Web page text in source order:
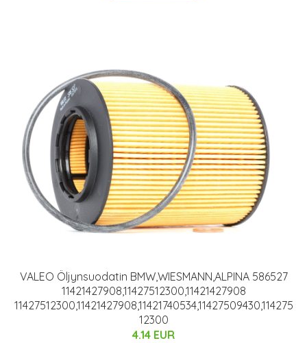
VALEO Öljynsuodatin BMW,WIESMANN,ALPINA 586527
11421427908,11427512300,11421427908
11427512300,11421427908,11421740534,11427509430,114275
12300
4.14 EUR